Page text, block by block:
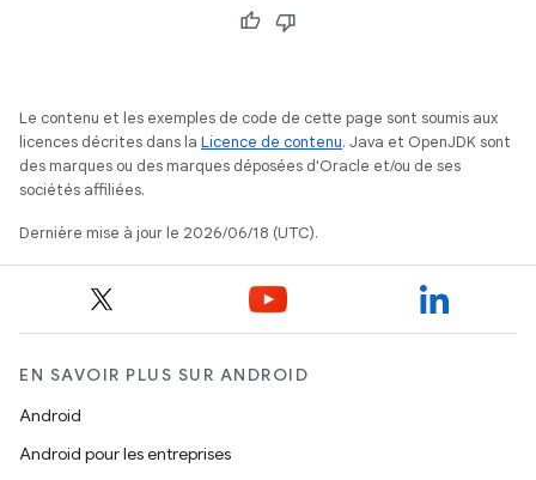
Le contenu et les exemples de code de cette page sont soumis aux
licences décrites dans la Licence de contenu. Java et OpenJDK sont
des marques ou des marques déposées d'Oracle et/ou de ses
sociétés affiliées.
Dernière mise à jour le 2026/06/18 (UTC).
EN SAVOIR PLUS SUR ANDROID
Android
Android pour les entreprises